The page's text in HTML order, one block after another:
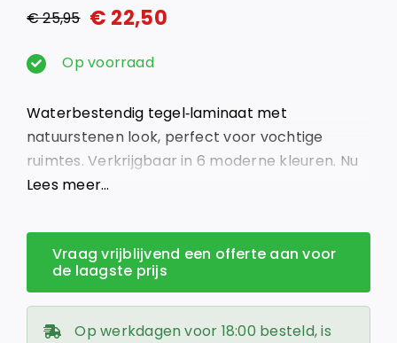
€25,95
Oorspronkelijke
prijs
€ 25,95.
€ 22,50
Huidige
prijs
€ 22,50.
Op voorraad
Waterbestendig tegel‑laminaat met
natuurstenen look, perfect voor vochtige
ruimtes. Verkrijgbaar in 6 moderne kleuren. Nu
bij Giga Vloeren Lelystad!
Lees meer…
Vraag vrijblijvend een offerte aan voor
de laagste prijs
Op werkdagen voor 18:00 besteld, is